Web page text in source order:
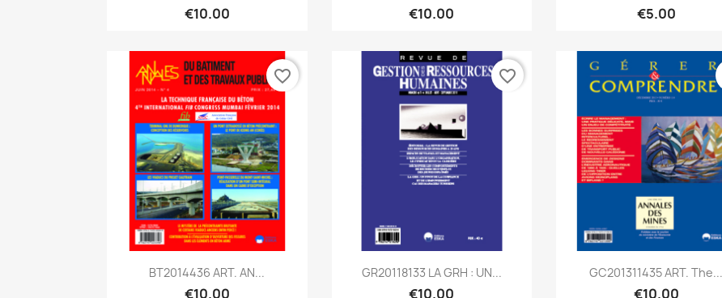
€10.00 €10.00 €5.00
Quick view
BT2014436 ART. AN...
€10.00
favorite_border
Quick view
GR20118133 LA GRH : UN...
€10.00
favorite_border
Quick view
GC201311435 ART. The...
€10.00